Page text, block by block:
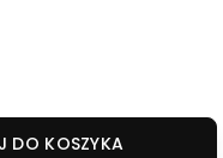
DO KOSZYKA